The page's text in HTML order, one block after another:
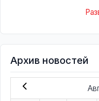
Архив новостей